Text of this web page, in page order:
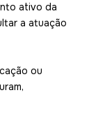
ativo da
a atuação
ou